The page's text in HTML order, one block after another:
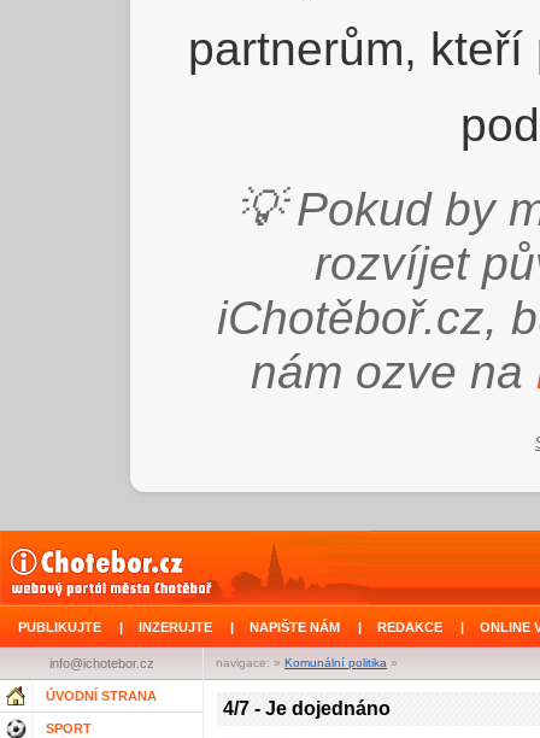
partnerům,
💡 Pokud by
rozvíjet
iChotěboř.cz,
nám ozve na
PUBLIKUJTE | INZERUJTE | NAPIŠTE NÁM | REDAKCE | ONLINE
navigace: » Komunální politika »
info@ichotebor.cz
ÚVODNÍ STRANA
SPORT
4/7 - Je dojednáno